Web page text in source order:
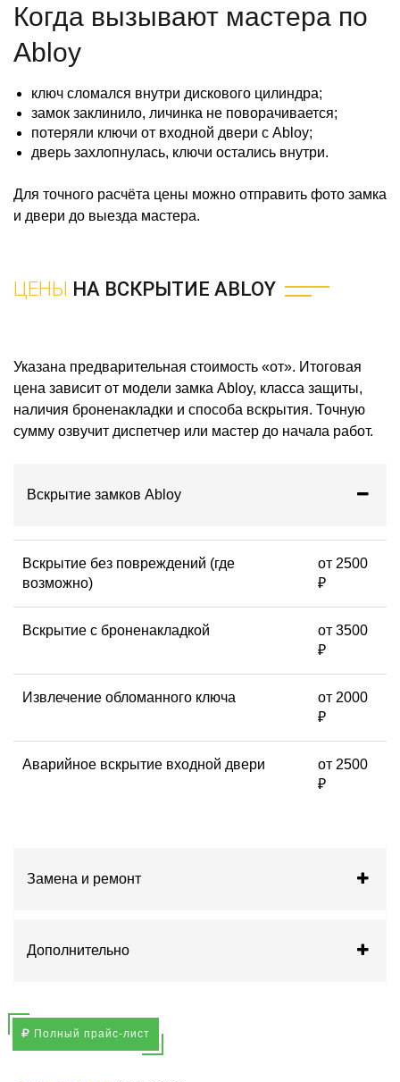
Когда вызывают мастера по
Abloy
ключ сломался внутри дискового цилиндра;
замок заклинило, личинка не поворачивается;
потеряли ключи от входной двери с Abloy;
дверь захлопнулась, ключи остались внутри.
Для точного расчёта цены можно отправить фото замка
и двери до выезда мастера.
ЦЕНЫ НА ВСКРЫТИЕ ABLOY
Указана предварительная стоимость «от». Итоговая
цена зависит от модели замка Abloy, класса защиты,
наличия броненакладки и способа вскрытия. Точную
сумму озвучит диспетчер или мастер до начала работ.
Вскрытие замков Abloy
Вскрытие без повреждений (где
возможно)
от 2500
₽
Вскрытие с броненакладкой
от 3500
₽
Извлечение обломанного ключа
от 2000
₽
Аварийное вскрытие входной двери
от 2500
₽
Замена и ремонт
Дополнительно
Полный прайс-лист